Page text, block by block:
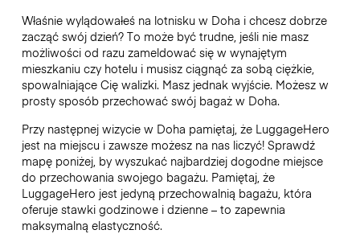
Właśnie wylądowałeś na lotnisku w Doha i chcesz dobrze
zacząć swój dzień? To może być trudne, jeśli nie masz
możliwości od razu zameldować się w wynajętym
mieszkaniu czy hotelu i musisz ciągnąć za sobą ciężkie,
spowalniające Cię walizki. Masz jednak wyjście. Możesz w
prosty sposób przechować swój bagaż w Doha.
Przy następnej wizycie w Doha pamiętaj, że LuggageHero
jest na miejscu i zawsze możesz na nas liczyć! Sprawdź
mapę poniżej, by wyszukać najbardziej dogodne miejsce
do przechowania swojego bagażu. Pamiętaj, że
LuggageHero jest jedyną przechowalnią bagażu, która
oferuje stawki godzinowe i dzienne – to zapewnia
maksymalną elastyczność.